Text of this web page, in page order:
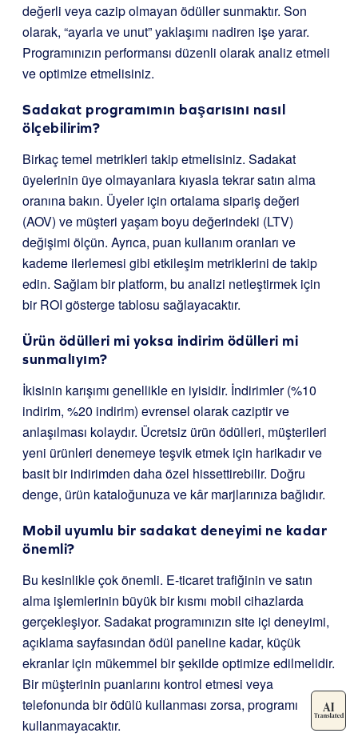
değerli veya cazip olmayan ödüller sunmaktır. Son
olarak, “ayarla ve unut” yaklaşımı nadiren işe yarar.
Programınızın performansı düzenli olarak analiz etmeli
ve optimize etmelisiniz.
Sadakat programımın başarısını nasıl
ölçebilirim?
Birkaç temel metrikleri takip etmelisiniz. Sadakat
üyelerinin üye olmayanlara kıyasla tekrar satın alma
oranına bakın. Üyeler için ortalama sipariş değeri
(AOV) ve müşteri yaşam boyu değerindeki (LTV)
değişimi ölçün. Ayrıca, puan kullanım oranları ve
kademe ilerlemesi gibi etkileşim metriklerini de takip
edin. Sağlam bir platform, bu analizi netleştirmek için
bir ROI gösterge tablosu sağlayacaktır.
Ürün ödülleri mi yoksa indirim ödülleri mi
sunmalıyım?
İkisinin karışımı genellikle en iyisidir. İndirimler (%10
indirim, %20 indirim) evrensel olarak caziptir ve
anlaşılması kolaydır. Ücretsiz ürün ödülleri, müşterileri
yeni ürünleri denemeye teşvik etmek için harikadır ve
basit bir indirimden daha özel hissettirebilir. Doğru
denge, ürün kataloğunuza ve kâr marjlarınıza bağlıdır.
Mobil uyumlu bir sadakat deneyimi ne kadar
önemli?
Bu kesinlikle çok önemli. E-ticaret trafiğinin ve satın
alma işlemlerinin büyük bir kısmı mobil cihazlarda
gerçekleşiyor. Sadakat programınızın site içi deneyimi,
açıklama sayfasından ödül paneline kadar, küçük
ekranlar için mükemmel bir şekilde optimize edilmelidir.
Bir müşterinin puanlarını kontrol etmesi veya
telefonunda bir ödülü kullanması zorsa, programı
kullanmayacaktır.